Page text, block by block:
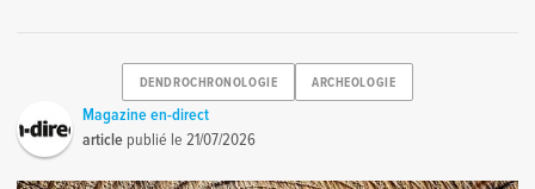
DENDROCHRONOLOGIE ARCHEOLOGIE
Magazine en-direct
article publié le21/07/2026